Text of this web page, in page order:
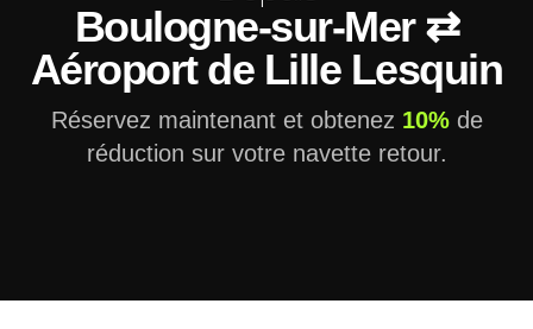
Boulogne-sur-Mer ⇄
Aéroport de Lille Lesquin
Réservez maintenant et obtenez 10%de
réduction sur votre navette retour.